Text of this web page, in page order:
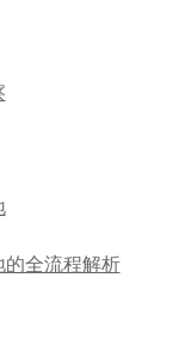
全流程解析